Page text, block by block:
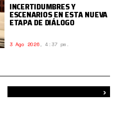
INCERTIDUMBRES Y
ESCENARIOS EN ESTA NUEVA
ETAPA DE DIÁLOGO
3 Ago 2026, 4:37 pm.
›